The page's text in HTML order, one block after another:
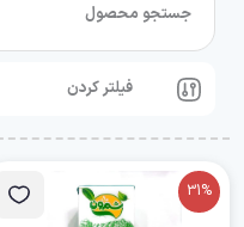
جستجو محصول
فیلتر کردن
31%